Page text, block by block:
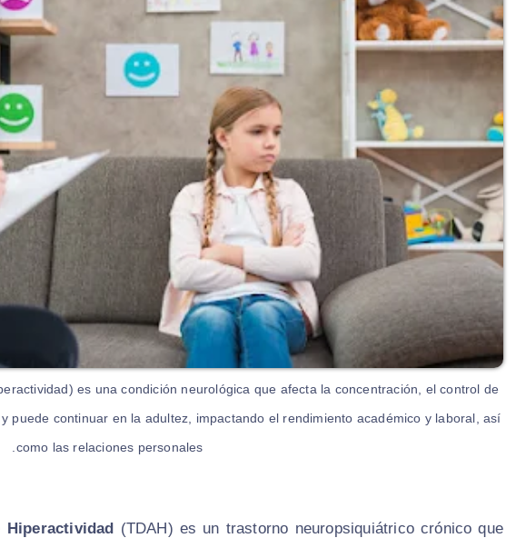
es una condición neurológica que afecta la concentración, el control de
puede continuar en la adultez, impactando el rendimiento académico y laboral, así
como las relaciones personales.
(TDAH) es un trastorno neuropsiquiátrico crónico que